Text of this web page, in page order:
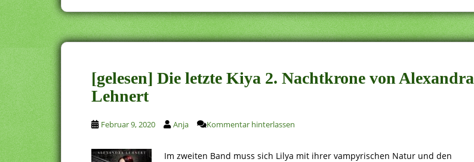
[gelesen] Die letzte Kiya 2. Nachtkrone von Alexandra
Lehnert
Februar 9, 2020 Anja Kommentar hinterlassen
Im zweiten Band muss sich Lilya mit ihrer vampyrischen Natur und den